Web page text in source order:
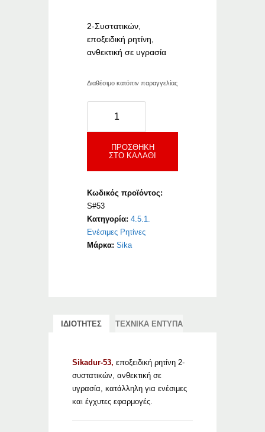
2-Συστατικών,
εποξειδική ρητίνη,
ανθεκτική σε υγρασία
Διαθέσιμο κατόπιν παραγγελίας
ποσότητα
ΠΡΟΣΘΉΚΗ
ΣΤΟ ΚΑΛΆΘΙ
Κωδικός προϊόντος:
S#53
Κατηγορία:4.5.1.
Ενέσιμες Ρητίνες
Μάρκα:Sika
ΙΔΙΟΤΗΤΕΣ ΤΕΧΝΙΚΑ ΕΝΤΥΠΑ
Sikadur-53, εποξειδική ρητίνη 2-
συστατικών, ανθεκτική σε
υγρασία, κατάλληλη για ενέσιμες
και έγχυτες εφαρμογές.